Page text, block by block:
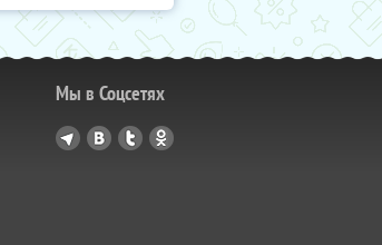
Мы в Соцсетях